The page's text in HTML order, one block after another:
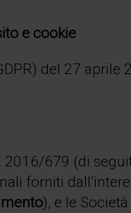
e cookie
del 27 aprile
679 (di
forniti
), e le